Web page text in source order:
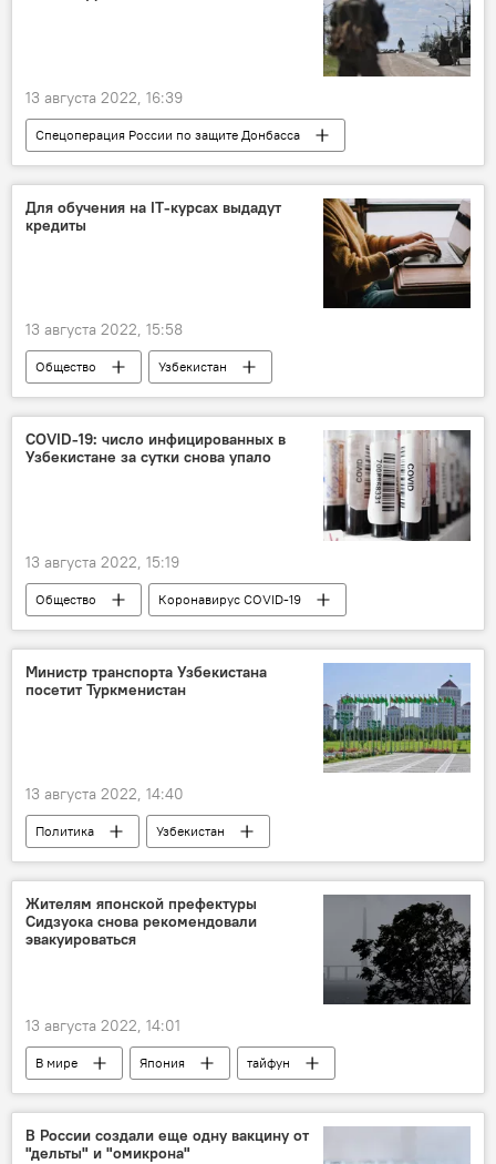
13 августа 2022, 16:39
Спецоперация России по защите Донбасса
Украина
ЛНР
ДНР
Донбасс
Россия
Для обучения на IT-курсах выдадут
кредиты
13 августа 2022, 15:58
Общество
Узбекистан
Образование
IT-технологии
Кредит
молодежь
COVID-19: число инфицированных в
Узбекистане за сутки снова упало
13 августа 2022, 15:19
Общество
Коронавирус COVID-19
Узбекистан
статистика
Минздрав Узбекистана
Министр транспорта Узбекистана
посетит Туркменистан
13 августа 2022, 14:40
Политика
Узбекистан
Туркменистан
министр
Министерство транспорта Республики Узбекистан
Жителям японской префектуры
Сидзуока снова рекомендовали
эвакуироваться
13 августа 2022, 14:01
В мире Япония
тайфун
эвакуация
В России создали еще одну вакцину от
"дельты" и "омикрона"